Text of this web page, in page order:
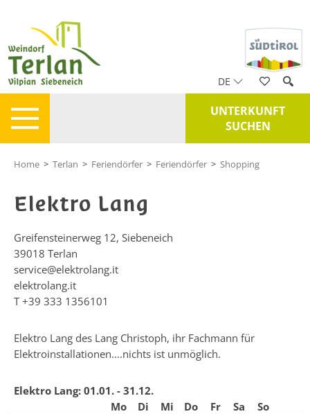
DE
UNTERKUNFT
SUCHEN
Home > Terlan > Feriendörfer > Feriendörfer > Shopping
Elektro Lang
Greifensteinerweg 12, Siebeneich
39018 Terlan
service@elektrolang.it
elektrolang.it
T +39 333 1356101
Elektro Lang des Lang Christoph, ihr Fachmann für
Elektroinstallationen....nichts ist unmöglich.
Elektro Lang: 01.01. - 31.12.
Mo
Di Mi Do Fr Sa
So